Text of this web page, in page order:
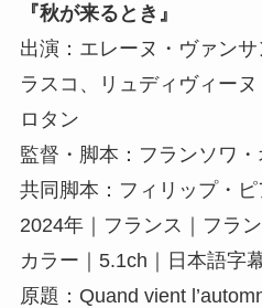
『秋が来るとき』
出演：エレーヌ・ヴァン
ラスコ、リュディヴィー
ロタン
監督・脚本：フランソワ・
共同脚本：フィリップ・ピ
2024年｜フランス｜フラ
カラー｜5.1ch｜日本語字
原題：Quand vient